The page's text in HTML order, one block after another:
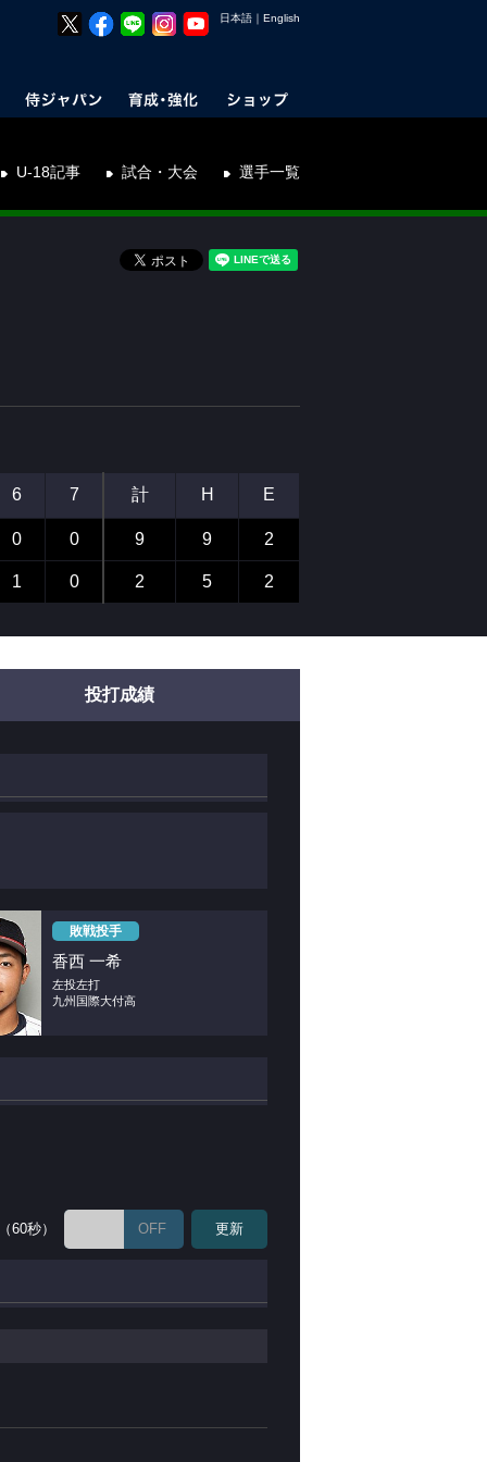
日本語 ｜ English
U-18記事 試合・大会 選手一覧
6 7 計 H E
0 0 9 9 2
1 0 2 5 2
投打成績
敗戦投手
香西 一希
左投左打
九州国際大付高
60秒） OFF 更新